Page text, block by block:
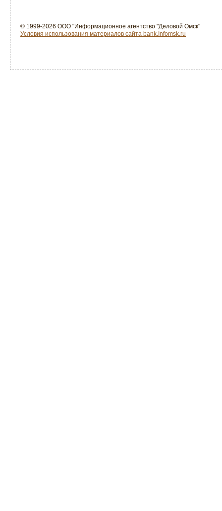
© 1999-2026 ООО "Информационное агентство "Деловой Омск"
Условия использования материалов сайта bank.Infomsk.ru